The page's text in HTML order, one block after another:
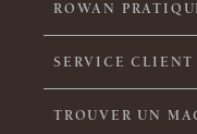
ROWAN
SERVICE CLIENT
TROUVER UN